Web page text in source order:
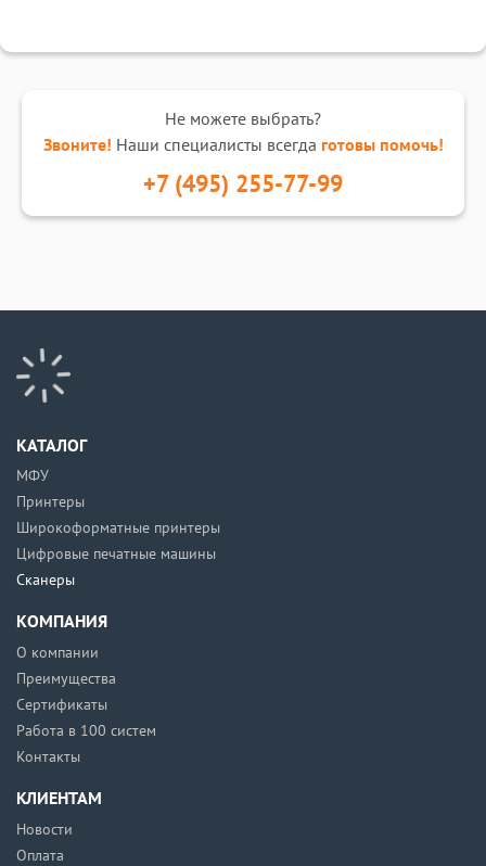
Не можете выбрать?
Звоните! Наши специалисты всегда готовы помочь!
+7 (495) 255-77-99
КАТАЛОГ
МФУ
Принтеры
Широкоформатные принтеры
Цифровые печатные машины
Сканеры
КОМПАНИЯ
О компании
Преимущества
Сертификаты
Работа в 100 систем
Контакты
КЛИЕНТАМ
Новости
Оплата